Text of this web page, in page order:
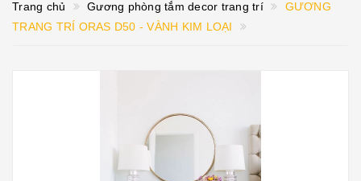
Trang chủ Gương phòng tắm decor trang trí
GƯƠNG
TRANG TRÍ ORAS D50 - VÀNH KIM LOẠI